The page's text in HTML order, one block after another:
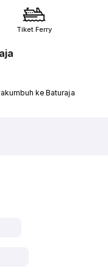
Tiket Ferry
ke Baturaja